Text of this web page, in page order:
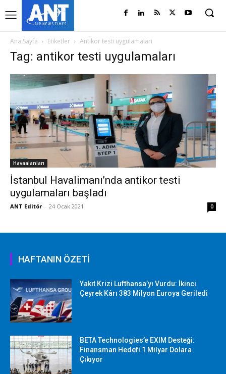
Ana Sayfa Etiketler Antikor testi uygulamaları
Tag: antikor testi uygulamaları
Havaalanları
İstanbul Havalimanı’nda antikor testi
uygulamaları başladı
ANT Editör - 24 Ocak 2021 0
HAFTANIN ÖZETİ
Yakıt Krizi Lufthansa’yı Vurdu: İkinci
Çeyrek Kârı 383 Milyon Euroya Geriledi
BETA Technologies’e EXIM Desteği:
Finansman Hedefi 1 Milyar Dolara
Çıkıyor